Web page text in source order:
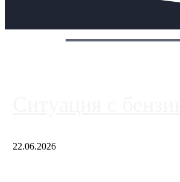
22.06.2026